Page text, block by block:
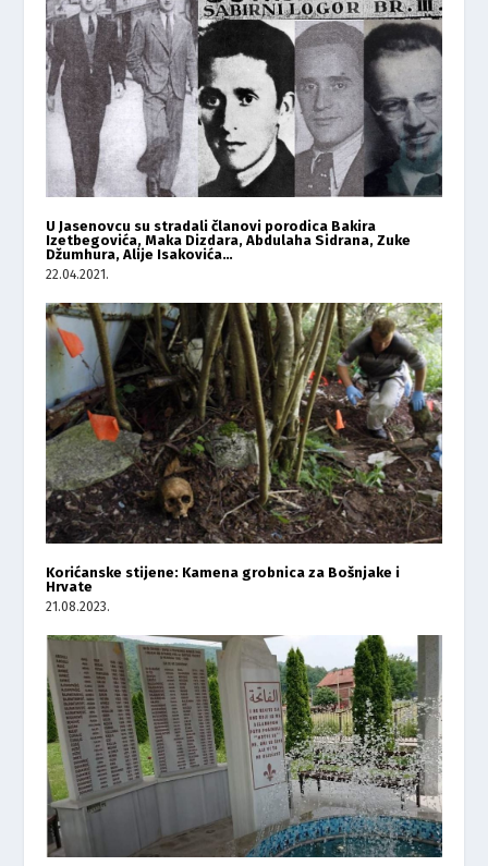
U Jasenovcu su stradali članovi porodica Bakira
Izetbegovića, Maka Dizdara, Abdulaha Sidrana, Zuke
Džumhura, Alije Isakovića…
22.04.2021.
Korićanske stijene: Kamena grobnica za Bošnjake i
Hrvate
21.08.2023.